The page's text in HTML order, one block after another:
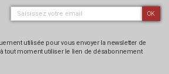
OK
utilisée pour vous envoyer la newsletter de
à tout moment utiliser le lien de désabonnement